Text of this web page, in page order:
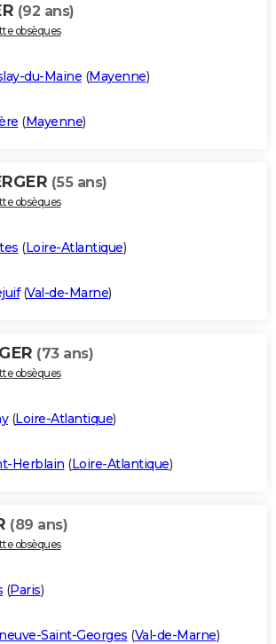
(92 ans)
obsèques
du-Maine (Mayenne)
(Mayenne)
(55 ans)
obsèques
(Loire-Atlantique)
(Val-de-Marne)
(73 ans)
obsèques
(Loire-Atlantique)
Herblain (Loire-Atlantique)
(89 ans)
obsèques
(Paris)
Saint-Georges (Val-de-Marne)